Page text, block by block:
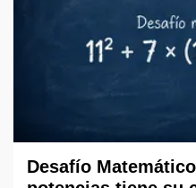
Desafío